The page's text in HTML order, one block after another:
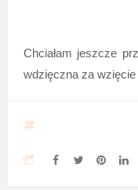
Chciałam jeszcze
wdzięczna za wzięcie